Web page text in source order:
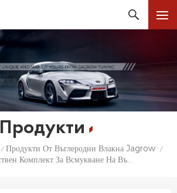
Продукти
/ Продукти От Въглеродни Влакна Jagrow /